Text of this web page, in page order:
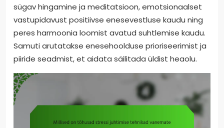
sügav hingamine ja meditatsioon, emotsionaalset
vastupidavust positiivse enesevestluse kaudu ning
peres harmoonia loomist avatud suhtlemise kaudu.
Samuti arutatakse enesehoolduse prioriseerimist ja
piiride seadmist, et aidata säilitada üldist heaolu.